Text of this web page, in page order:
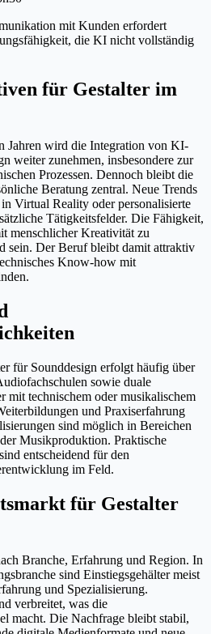
mit Kunden erfordert
die KI nicht vollständig
für Gestalter im
Jahren wird die Integration von KI-
weiter zunehmen, insbesondere zur
Prozessen. Dennoch bleibt die
Beratung zentral. Neue Trends
Virtual Reality oder personalisierte
Tätigkeitsfelder. Die Fähigkeit,
menschlicher Kreativität zu
sein. Der Beruf bleibt damit attraktiv
Know-how mit
für Sounddesign erfolgt häufig über
sowie duale
mit technischem oder musikalischem
und Praxiserfahrung
sind möglich in Bereichen
Musikproduktion. Praktische
entscheidend für den
im Feld.
für Gestalter
Branche, Erfahrung und Region. In
sind Einstiegsgehälter meist
und Spezialisierung.
verbreitet, was die
macht. Die Nachfrage bleibt stabil,